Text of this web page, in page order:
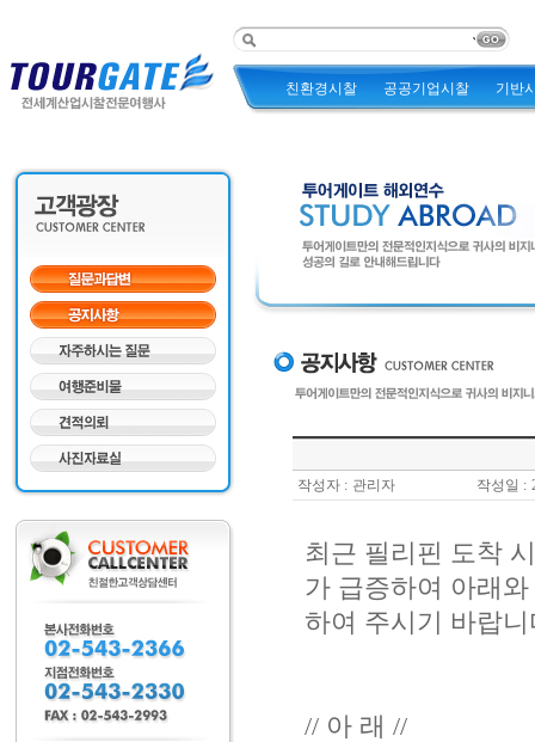
친환경시찰 공공기업시찰 기반
작성자 : 관리자 작성일 :
최근 필리핀 도착
가 급증하여 아래
하여 주시기 바랍니
// 아 래 //